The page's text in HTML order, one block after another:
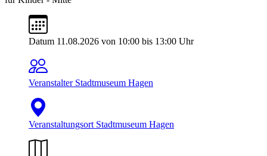
Datum 11.08.2026 von 10:00 bis 13:00 Uhr
Veranstalter Stadtmuseum Hagen
Veranstaltungsort Stadtmuseum Hagen